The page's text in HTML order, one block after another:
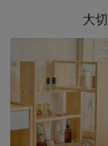
大